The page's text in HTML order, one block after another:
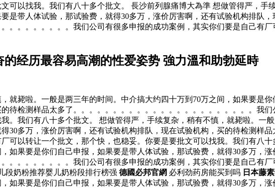
可以找我。我们有八十多个批文。 長沙前列腺痛博大為準 想做管得严，
是带人体试验，那试验费，就得30多万，涨价厉害啊，还有试验机构排队
。。。。。。。。我们公司有很多申报的成功案例，其实你们要是自己有
经历最容易高潮的性爱姿势 強力溫和助勃延時
就毙啦。一般是两三年的时间。中介搞大约四十万到70万之间，如果要是
待检测样品太多了。。。。。。。。。。。。。。。。。。。。。。。我
。我们有八十多个批文。 想做管得严，手续复杂，稍有不慎，就毙啦。一
30多万，涨价厉害啊，还有试验机构排队，现在试验机构，买的待检测样
可以转让一个批文，那个快，也稳妥。你要是要批文可以找我。我们有八
如果要是你们自己申报，如果要是带人体试验，那试验费，就得30多万，
。。。。。。。。我们公司有很多申报的成功案例，其实你们要是自己有
段奶粉推荐婴儿奶粉段排行榜强 德國必邦官網 必利劲药房能买到吗 日本藤
如果要是你们自己申报，如果要是带人体试验，那试验费，就得30多万，